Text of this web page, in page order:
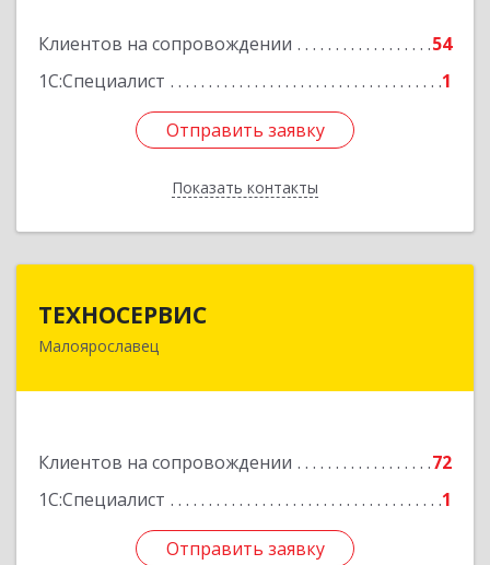
Клиентов на сопровождении
54
1С:Специалист
1
Отправить заявку
Показать контакты
Отправить заявку
Назад
ТЕХНОСЕРВИС
Малоярославец
Клиентов на сопровождении
72
1С:Специалист
1
Отправить заявку
249094, Калужская обл, Малоярославецкий р-н,
Отправить заявку